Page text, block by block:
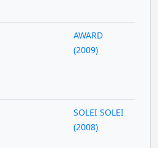
AWARD
(2009)
SOLEI SOLEI
(2008)